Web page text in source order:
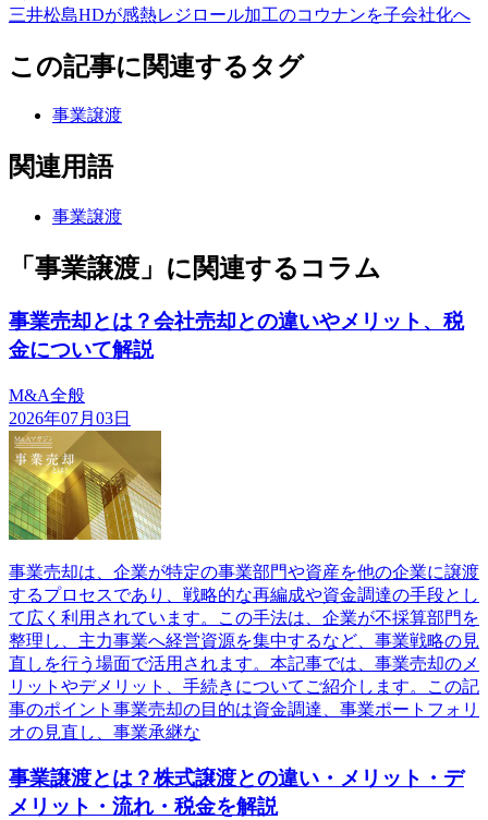
三井松島HDが感熱レジロール加工のコウナンを子会社化へ
この記事に関連するタグ
事業譲渡
関連用語
事業譲渡
「事業譲渡」に関連するコラム
事業売却とは？会社売却との違いやメリット、税
金について解説
M&A全般
2026年07月03日
事業売却は、企業が特定の事業部門や資産を他の企業に譲渡
するプロセスであり、戦略的な再編成や資金調達の手段とし
て広く利用されています。この手法は、企業が不採算部門を
整理し、主力事業へ経営資源を集中するなど、事業戦略の見
直しを行う場面で活用されます。本記事では、事業売却のメ
リットやデメリット、手続きについてご紹介します。この記
事のポイント事業売却の目的は資金調達、事業ポートフォリ
オの見直し、事業承継な
事業譲渡とは？株式譲渡との違い・メリット・デ
メリット・流れ・税金を解説